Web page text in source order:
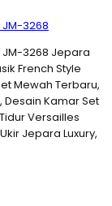
3268
JM-3268 Jepara
French Style
Mewah Terbaru,
Kamar Set
Versailles
Jepara Luxury,